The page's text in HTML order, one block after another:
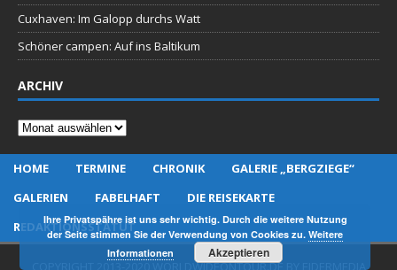
Cuxhaven: Im Galopp durchs Watt
Schöner campen: Auf ins Baltikum
ARCHIV
Archiv
HOME TERMINE CHRONIK
GALERIE „BERGZIEGE“
GALERIEN
FABELHAFT
DIE REISEKARTE
REDAKTIONSSTATUT
COPYRIGHT 2013-2020 WORLDWIDEONTOUR.DE BY EIDERMEDIA
Ihre Privatspähre ist uns sehr wichtig. Durch die weitere Nutzung
der Seite stimmen Sie der Verwendung von Cookies zu.Weitere
Informationen
Akzeptieren